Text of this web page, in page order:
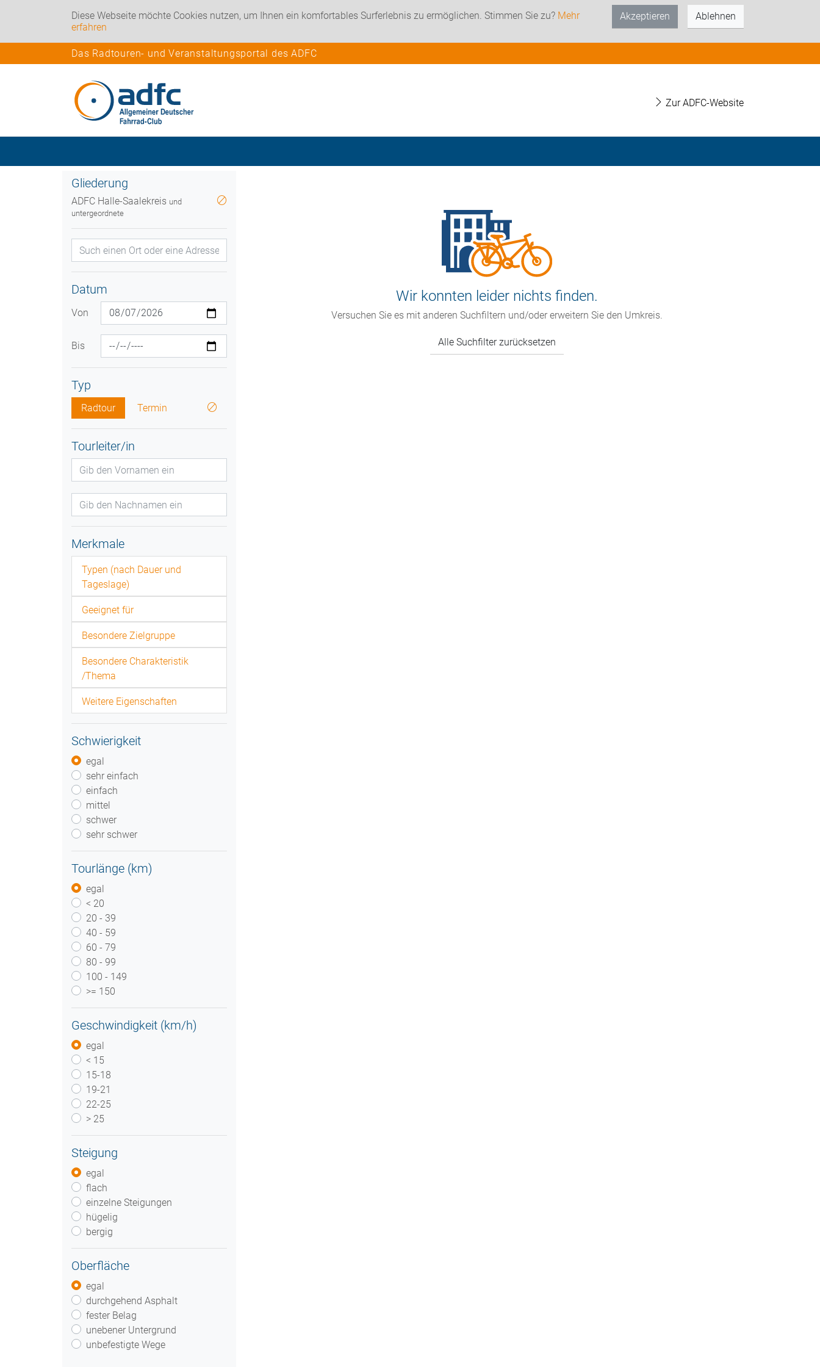
Diese Webseite möchte Cookies nutzen, um Ihnen ein komfortables Surferlebnis zu ermöglichen. Stimmen Sie zu? Mehr
erfahren
Akzeptieren Ablehnen
Das Radtouren- und Veranstaltungsportal des ADFC
Zur ADFC-Website
Gliederung
ADFC Halle-Saalekreis und
untergeordnete
Datum
Von
Bis
Typ
Radtour Termin
Tourleiter/in
Merkmale
Typen (nach Dauer und
Tageslage)
Geeignet für
Besondere Zielgruppe
Besondere Charakteristik
/Thema
Weitere Eigenschaften
Schwierigkeit
egal
sehr einfach
einfach
mittel
schwer
sehr schwer
Tourlänge (km)
egal
< 20
20 - 39
40 - 59
60 - 79
80 - 99
100 - 149
>= 150
Geschwindigkeit (km/h)
egal
< 15
15-18
19-21
22-25
> 25
Steigung
egal
flach
einzelne Steigungen
hügelig
bergig
Oberfläche
egal
durchgehend Asphalt
fester Belag
unebener Untergrund
unbefestigte Wege
Wir konnten leider nichts finden.
Versuchen Sie es mit anderen Suchfiltern und/oder erweitern Sie den Umkreis.
Alle Suchfilter zurücksetzen